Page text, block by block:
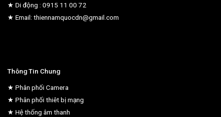
★ Di động : 0915 11 00 72
★ Email: thiennamquocdn@gmail.com
Thông Tin Chung
★ Phân phối Camera
★ Phân phối thiêt bị mạng
★ Hệ thống âm thanh